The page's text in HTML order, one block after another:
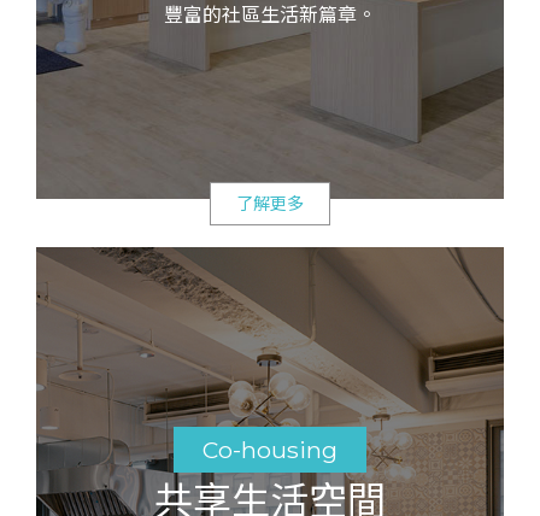
豐富的社區生活新篇章。
了解更多
Co-housing
共享生活空間